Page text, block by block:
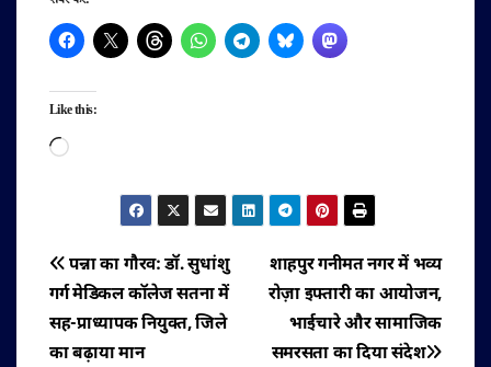
Like this:
Loading…
पोस्ट
नेविगेशन
शाहपुर गनीमत नगर में भव्य
रोज़ा इफ्तारी का आयोजन,
भाईचारे और सामाजिक
समरसता का दिया संदेश
पन्ना का गौरव: डॉ. सुधांशु
गर्ग मेडिकल कॉलेज सतना में
सह-प्राध्यापक नियुक्त, जिले
का बढ़ाया मान